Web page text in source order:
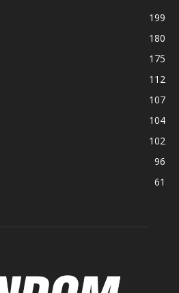
199
180
175
112
107
104
102
96
61